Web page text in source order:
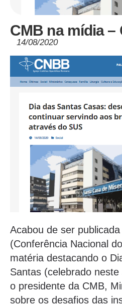
CMB na mídia –
14/08/2020
Acabou de ser
(Conferência Nacional
matéria destacando o
Santas (celebrado
o presidente da CMB,
sobre os desafios das